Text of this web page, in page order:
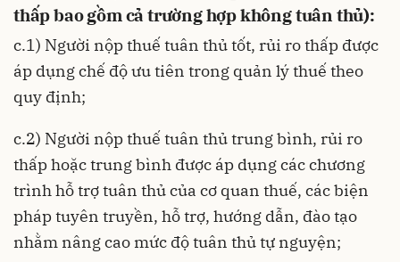
thấp bao gồm cả trường hợp không tuân thủ):
c.1) Người nộp thuế tuân thủ tốt, rủi ro thấp được
áp dụng chế độ ưu tiên trong quản lý thuế theo
quy định;
c.2) Người nộp thuế tuân thủ trung bình, rủi ro
thấp hoặc trung bình được áp dụng các chương
trình hỗ trợ tuân thủ của cơ quan thuế, các biện
pháp tuyên truyền, hỗ trợ, hướng dẫn, đào tạo
nhằm nâng cao mức độ tuân thủ tự nguyện;